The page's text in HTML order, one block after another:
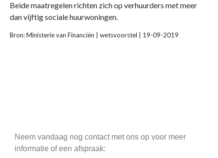
Beide maatregelen richten zich op verhuurders met meer
dan vijftig sociale huurwoningen.
Bron: Ministerie van Financiën | wetsvoorstel | 19-09-2019
Neem vandaag nog contact met ons op voor meer
informatie of een afspraak: